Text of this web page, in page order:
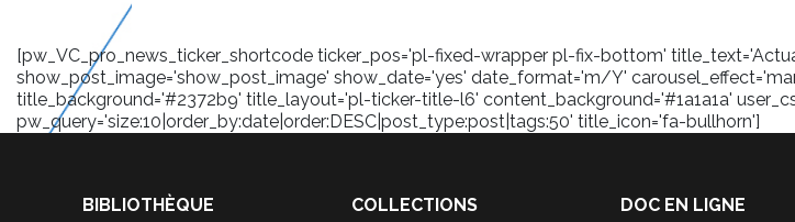
[pw_VC_pro_news_ticker_shortcode ticker_pos='pl-fixed-wrapper pl-fix-bottom'
show_post_image='show_post_image' show_date='yes' date_format='m/Y'
title_background='#2372b9' title_layout='pl-ticker-title-l6' content_background='#1a1a1a'
pw_query='size:10|order_by:date|order:DESC|post_type:post|tags:50' title_icon='fa-bullhorn']
BIBLIOTHÈQUE COLLECTIONS DOC EN LIGNE